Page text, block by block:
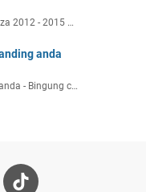
2012 - 2015 …
anda
- Bingung c…